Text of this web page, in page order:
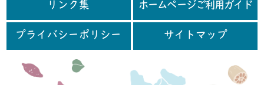
リンク集 ホームページご利用ガイド
プライバシーポリシー サイトマップ